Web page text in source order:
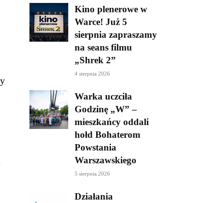
Kino plenerowe w
Warce! Już 5
sierpnia zapraszamy
na seans filmu
„Shrek 2”
4 sierpnia 2026
Warka uczciła
Godzinę „W” –
mieszkańcy oddali
hołd Bohaterom
Powstania
Warszawskiego
5 sierpnia 2026
Działania